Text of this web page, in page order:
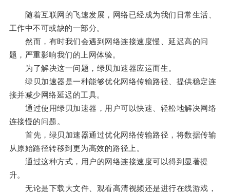
随着互联网的飞速发展，网络已经成为我们日常生活、
工作中不可或缺的一部分。
然而，有时我们会遇到网络连接速度慢、延迟高的问
题，严重影响我们的上网体验。
为了解决这一问题，绿贝加速器应运而生。
绿贝加速器是一种能够优化网络传输路径、提供稳定连
接并减少网络延迟的工具。
通过使用绿贝加速器，用户可以快速、轻松地解决网络
连接慢的问题。
首先，绿贝加速器通过优化网络传输路径，将数据传输
从原始路径转移到更为高效的路径上。
通过这种方式，用户的网络连接速度可以得到显著提
升。
无论是下载大文件、观看高清视频还是进行在线游戏，